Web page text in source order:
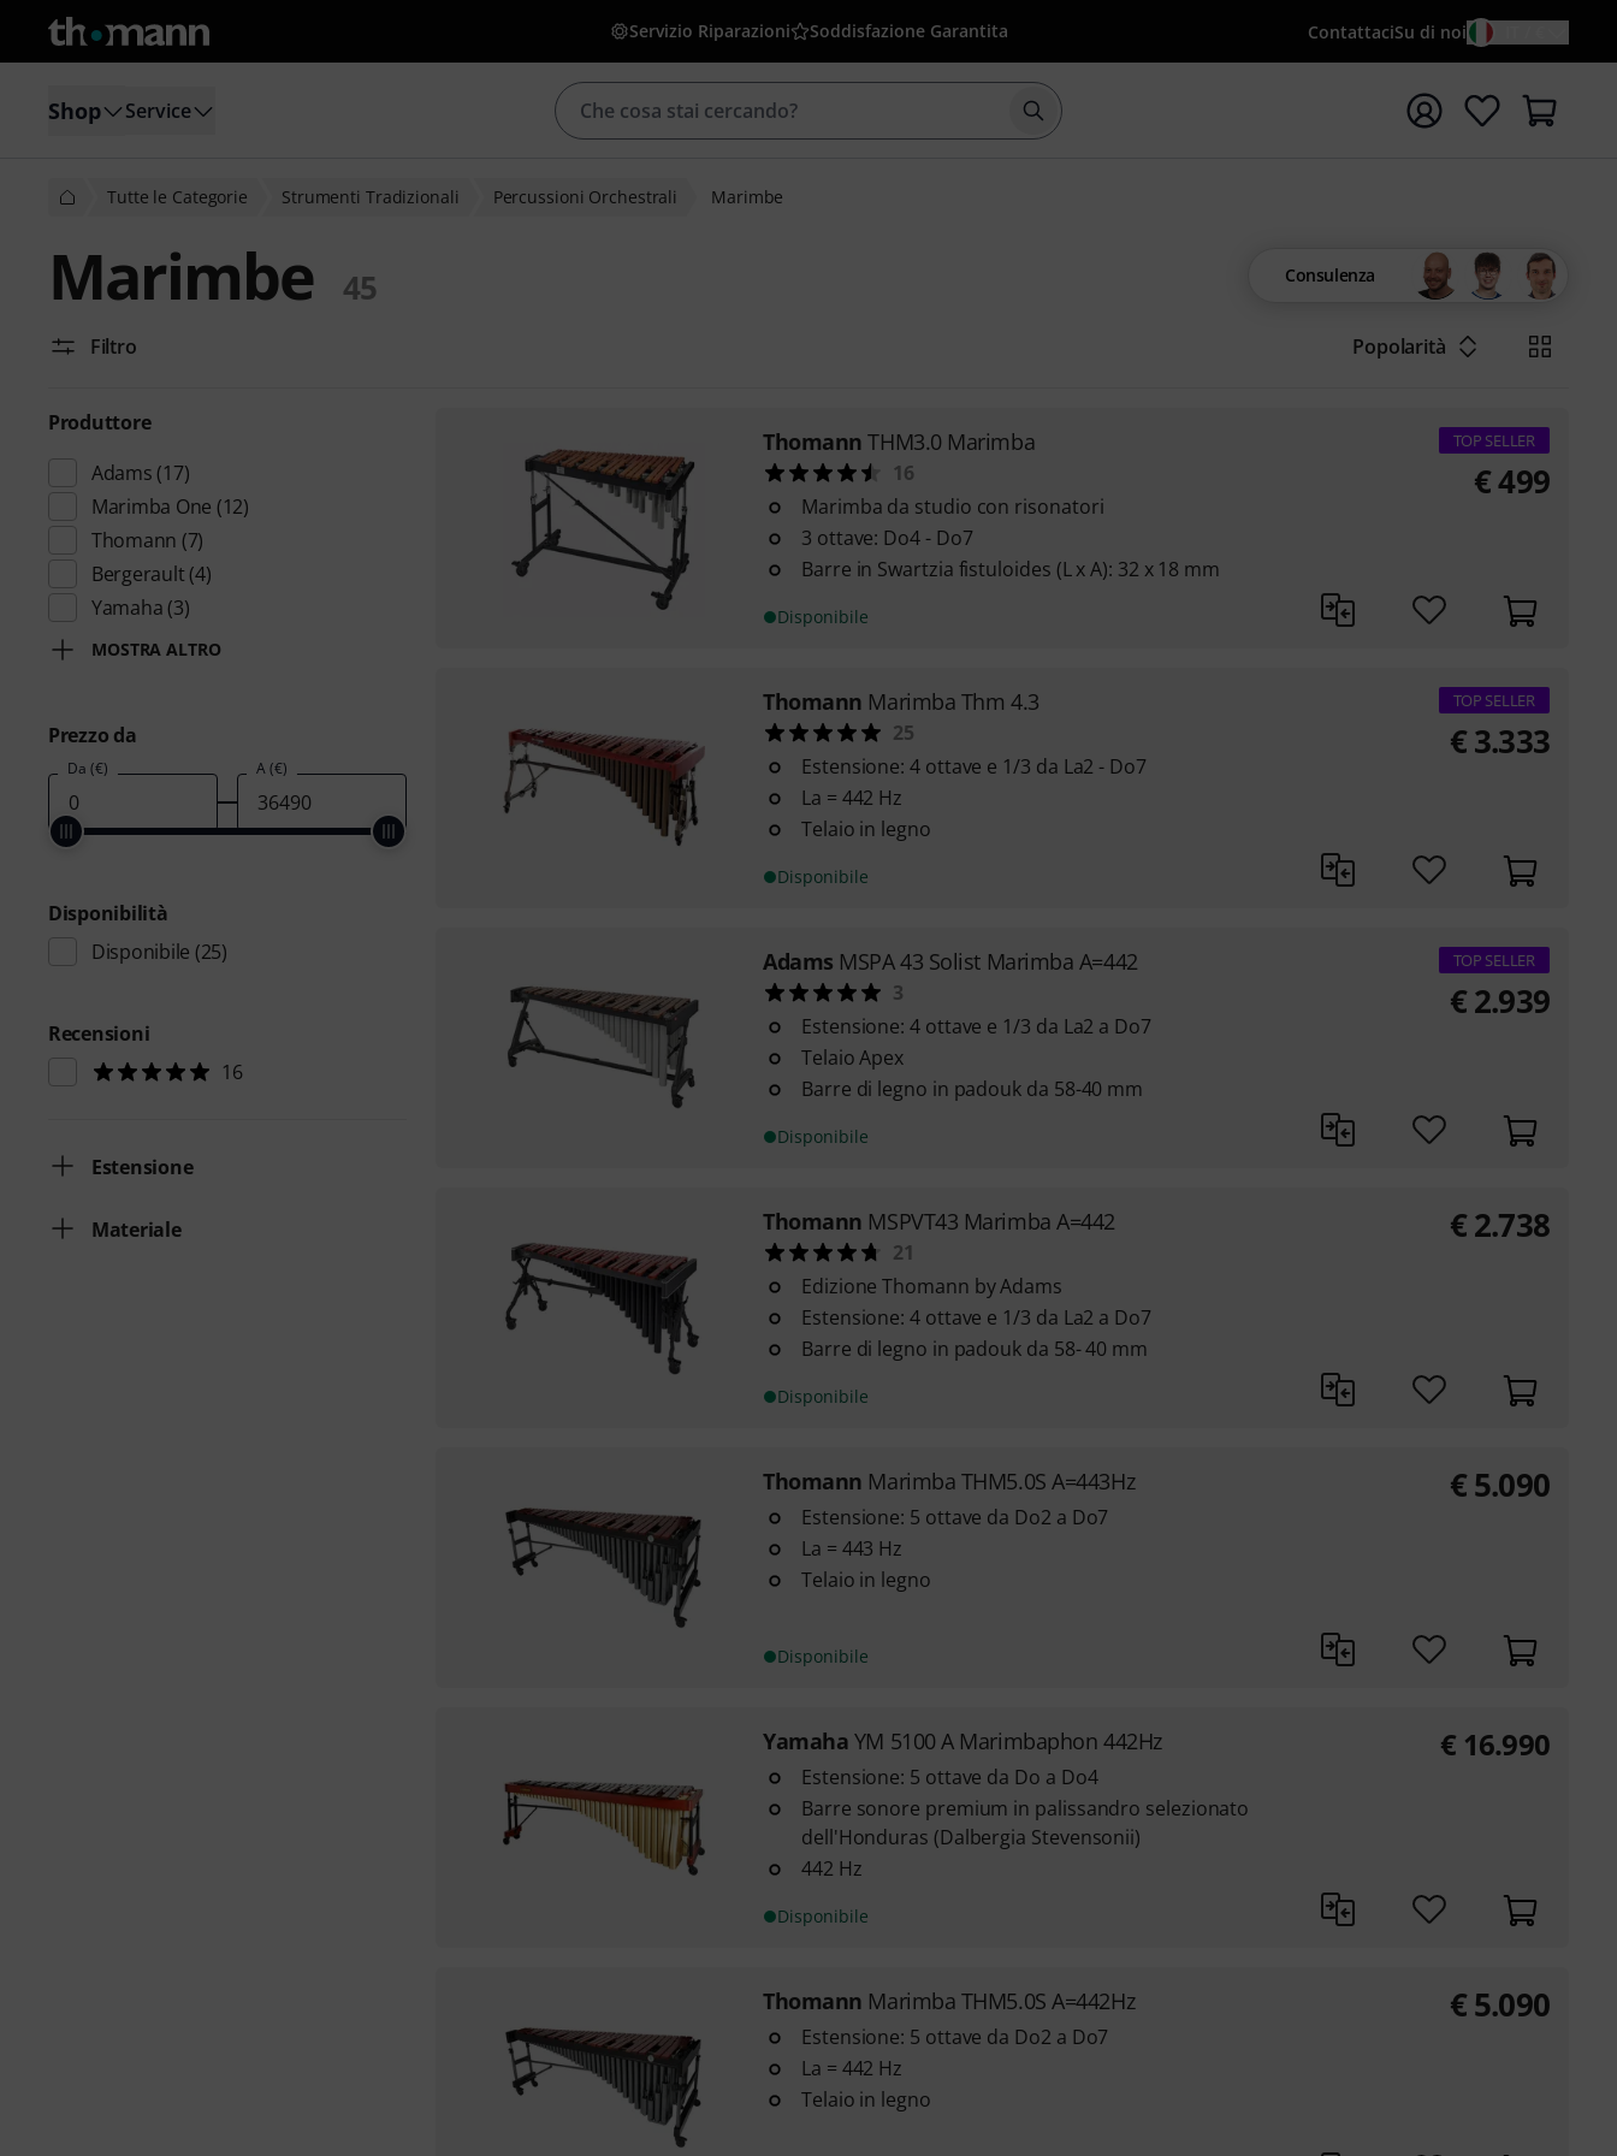
Servizio Riparazioni Soddisfazione Garantita ContattaciSu di noi
Shop Service Avviare la ricerca con il termine di ricerca {searchTerm}
Tutte le Categorie Strumenti Tradizionali Percussioni Orchestrali Marimbe
Marimbe 45 Consulenza
Filtro Popolarità
Produttore
Adams (17)
Marimba One (12)
Thomann (7)
Bergerault (4)
Yamaha (3)
MOSTRA ALTRO
Prezzo da
Da (€) A (€)
Disponibilità
Disponibile (25)
Recensioni
16
Estensione
Materiale
Thomann THM3.0 Marimba
16
Marimba da studio con risonatori
3 ottave: Do4 - Do7
Barre in Swartzia fistuloides (L x A): 32 x 18 mm
Disponibile
TOP SELLER
€499
Thomann Marimba Thm 4.3
25
Estensione: 4 ottave e 1/3 da La2 - Do7
La = 442 Hz
Telaio in legno
Disponibile
TOP SELLER
€ 3.333
Adams MSPA 43 Solist Marimba A=442
3
Estensione: 4 ottave e 1/3 da La2 a Do7
Telaio Apex
Barre di legno in padouk da 58-40 mm
Disponibile
TOP SELLER
€ 2.939
Thomann MSPVT43 Marimba A=442
21
Edizione Thomann by Adams
Estensione: 4 ottave e 1/3 da La2 a Do7
Barre di legno in padouk da 58- 40 mm
Disponibile
€ 2.738
Thomann Marimba THM5.0S A=443Hz
Estensione: 5 ottave da Do2 a Do7
La = 443 Hz
Telaio in legno
Disponibile
€ 5.090
Yamaha YM 5100 A Marimbaphon 442Hz
Estensione: 5 ottave da Do a Do4
Barre sonore premium in palissandro selezionato
dell'Honduras (Dalbergia Stevensonii)
442 Hz
Disponibile
€ 16.990
Thomann Marimba THM5.0S A=442Hz
Estensione: 5 ottave da Do2 a Do7
La = 442 Hz
Telaio in legno
€ 5.090